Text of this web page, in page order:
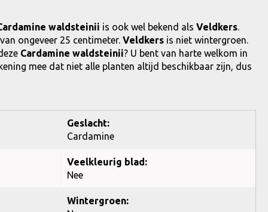
waldsteinii is ook wel bekend als Veldkers.
ongeveer 25 centimeter. Veldkers is niet wintergroen.
Cardamine waldsteinii? U bent van harte welkom in
mee dat niet alle planten altijd beschikbaar zijn, dus
Geslacht:
Cardamine
Veelkleurig blad:
Nee
Wintergroen: